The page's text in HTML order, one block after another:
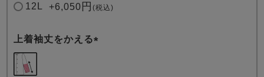
12L +6,050 税込
上着袖丈をかえる